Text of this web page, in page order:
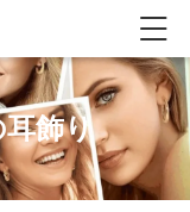
飾り